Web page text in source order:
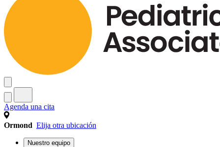
Agenda una cita
Ormond Elija otra ubicación
Nuestro equipo